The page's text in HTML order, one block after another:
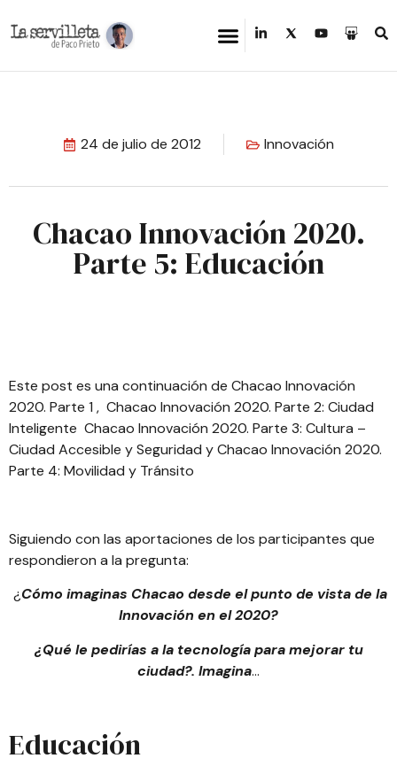
24 de julio de 2012 Innovación
Chacao Innovación 2020.
Parte 5: Educación
Este post es una continuación de Chacao Innovación
2020. Parte 1 , Chacao Innovación 2020. Parte 2: Ciudad
Inteligente Chacao Innovación 2020. Parte 3: Cultura –
Ciudad Accesible y Seguridad yChacao Innovación 2020.
Parte 4: Movilidad y Tránsito
Siguiendo con las aportaciones de los participantes que
respondieron a la pregunta:
¿Cómo imaginas Chacao desde el punto de vista de la
Innovación en el 2020?
¿Qué le pedirías a la tecnología para mejorar tu
ciudad?. Imagina…
Educación